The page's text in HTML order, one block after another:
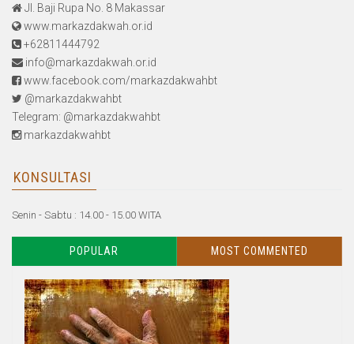
Jl. Baji Rupa No. 8 Makassar
www.markazdakwah.or.id
+62811444792
info@markazdakwah.or.id
www.facebook.com/markazdakwahbt
@markazdakwahbt
Telegram: @markazdakwahbt
markazdakwahbt
KONSULTASI
Senin - Sabtu : 14.00 - 15.00 WITA
POPULAR MOST COMMENTED